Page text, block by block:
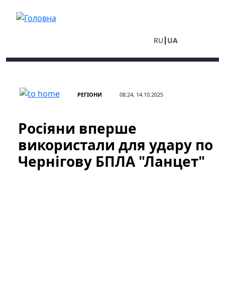
RU UA
РЕГІОНИ 08:24, 14.10.2025
Росіяни вперше
використали для удару по
Чернігову БПЛА "Ланцет"